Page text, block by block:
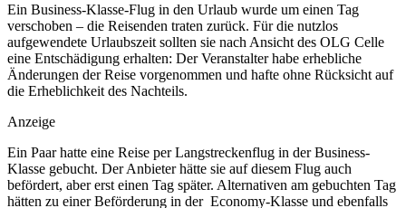
Ein Business-Klasse-Flug in den Urlaub wurde um einen Tag
verschoben – die Reisenden traten zurück. Für die nutzlos
aufgewendete Urlaubszeit sollten sie nach Ansicht des OLG Celle
eine Entschädigung erhalten: Der Veranstalter habe erhebliche
Änderungen der Reise vorgenommen und hafte ohne Rücksicht auf
die Erheblichkeit des Nachteils.
Anzeige
Ein Paar hatte eine Reise per Langstreckenflug in der Business-
Klasse gebucht. Der Anbieter hätte sie auf diesem Flug auch
befördert, aber erst einen Tag später. Alternativen am gebuchten Tag
hätten zu einer Beförderung in der Economy-Klasse und ebenfalls